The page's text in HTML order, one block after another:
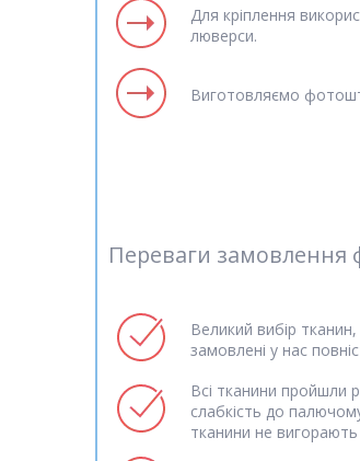
Для кріплення
люверси.
Виготовляємо
Переваги замовлення
Великий вибір
замовлені у нас
Всі тканини пройшли
слабкість до
тканини не